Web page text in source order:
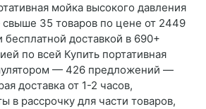
мойка высокого давления
35 товаров по цене от 2449
доставкой в 690+
по всей Купить портативная
— 426 предложений —
доставка от 1-2 часов,
в рассрочку для части товаров,